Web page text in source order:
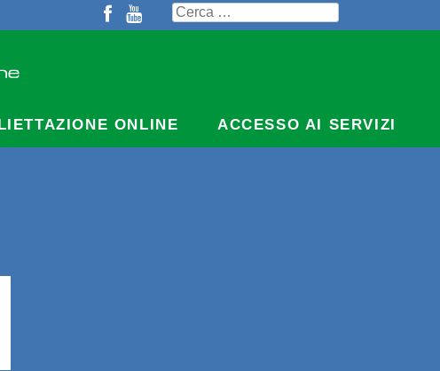
Ricerca
per:
ONLINE ACCESSO AI SERVIZI